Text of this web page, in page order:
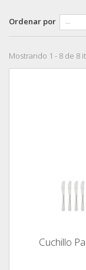
Ordenar por
Mostrando 1 - 8 de 8
Cuchillo